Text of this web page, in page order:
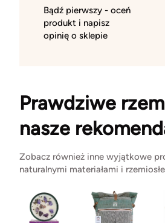
Bądź pierwszy - oceń
produkt i napisz
opinię o sklepie
Prawdziwe
nasze
Zobacz również inne wyjątkowe
naturalnymi materiałami i